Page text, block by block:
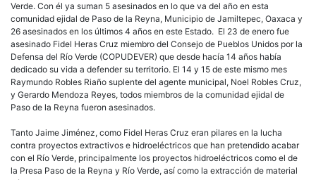
Verde. Con él ya suman 5 asesinados en lo que va del año en esta
comunidad ejidal de Paso de la Reyna, Municipio de Jamiltepec, Oaxaca y
26 asesinados en los últimos 4 años en este Estado. El 23 de enero fue
asesinado Fidel Heras Cruz miembro del Consejo de Pueblos Unidos por la
Defensa del Río Verde (COPUDEVER) que desde hacía 14 años había
dedicado su vida a defender su territorio. El 14 y 15 de este mismo mes
Raymundo Robles Riaño suplente del agente municipal, Noel Robles Cruz,
y Gerardo Mendoza Reyes, todos miembros de la comunidad ejidal de
Paso de la Reyna fueron asesinados.
Tanto Jaime Jiménez, como Fidel Heras Cruz eran pilares en la lucha
contra proyectos extractivos e hidroeléctricos que han pretendido acabar
con el Río Verde, principalmente los proyectos hidroeléctricos como el de
la Presa Paso de la Reyna y Río Verde, así como la extracción de material